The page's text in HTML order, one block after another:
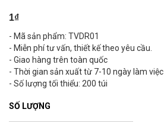
1₫
- Mã sản phẩm: TVDR01
- Miễn phí tư vấn, thiết kế theo yêu cầu.
- Giao hàng trên toàn quốc
- Thời gian sản xuất từ 7-10 ngày làm việc
- Số lượng tối thiểu: 200 túi
SỐ LƯỢNG